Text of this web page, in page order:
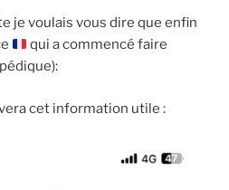
je voulais vous dire que enfin
qui a commencé faire
cet information utile :